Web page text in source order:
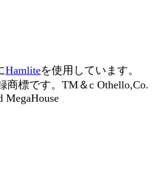
Hamliteを使用しています。
商標です。TM＆c Othello,Co.
MegaHouse